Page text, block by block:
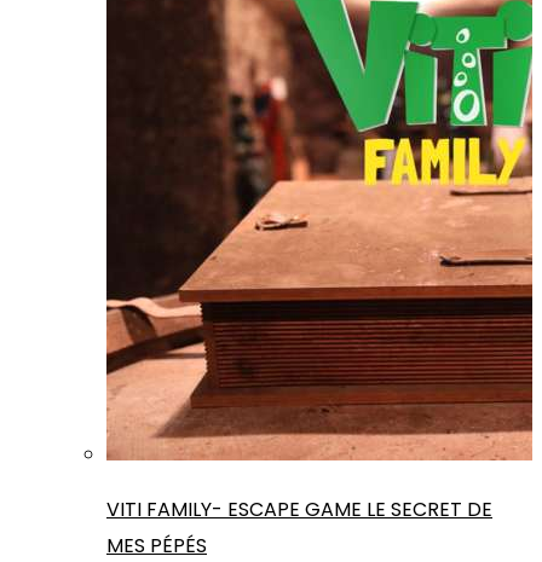
VITI FAMILY- ESCAPE GAME LE SECRET DE
MES PÉPÉS